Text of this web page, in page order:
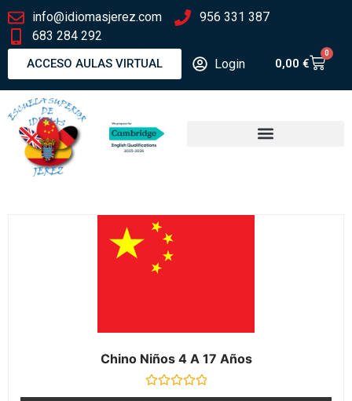
info@idiomasjerez.com
956 331 387
683 284 292
ACCESO AULAS VIRTUAL Login 0,00 €
0
Chino Niños 4 A 17 Años
Valorado